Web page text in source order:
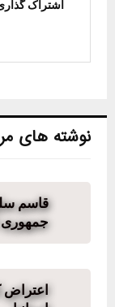
اشتراک
نوشته های
قاسم
جمهوری
اعتراض